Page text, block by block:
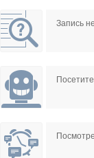
Annyy
Iolanda Irg
Запись